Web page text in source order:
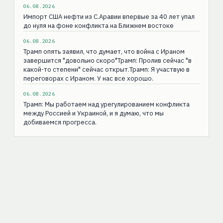
06.08.2026
Импорт США нефти из С.Аравии впервые за 40 лет упал
до нуля на фоне конфликта на Ближнем востоке
06.08.2026
Трамп опять заявил, что думает, что война с Ираном
завершится "довольно скоро"Трамп: Пролив сейчас "в
какой-то степени" сейчас открыт.Трамп: Я участвую в
переговорах с Ираном. У нас все хорошо.
06.08.2026
Трамп: Мы работаем над урегулированием конфликта
между Россией и Украиной, и я думаю, что мы
добиваемся прогресса.